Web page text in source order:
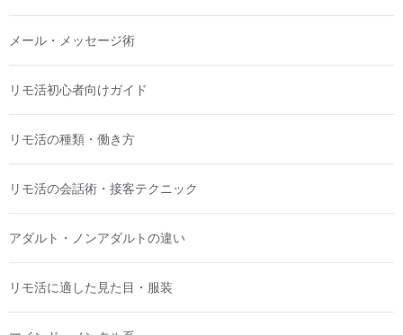
メール・メッセージ術
リモ活初心者向けガイド
リモ活の種類・働き方
リモ活の会話術・接客テクニック
アダルト・ノンアダルトの違い
リモ活に適した見た目・服装